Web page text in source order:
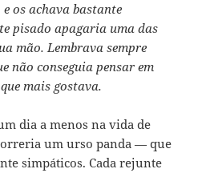
os achava bastante
pisado apagaria uma das
mão. Lembrava sempre
não conseguia pensar em
mais gostava.
dia a menos na vida de
um urso panda — que
simpáticos. Cada rejunte